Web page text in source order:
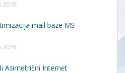
2016.
mail baze MS
2016.
Asimetrični Internet